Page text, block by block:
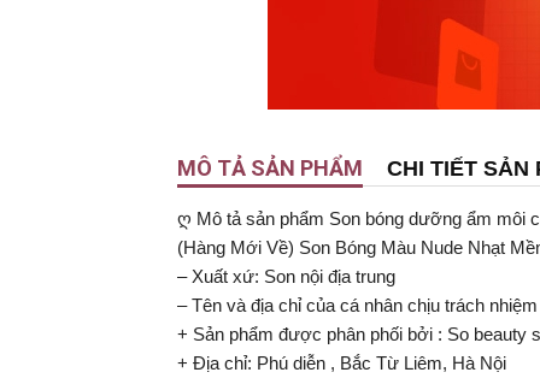
MÔ TẢ SẢN PHẨM CHI TIẾT SẢN
ღ Mô tả sản phẩm Son bóng dưỡng ẩm môi
(Hàng Mới Về) Son Bóng Màu Nude Nhạt
– Xuất xứ: Son nội địa trung
– Tên và địa chỉ của cá nhân chịu trách
+ Sản phẩm được phân phối bởi : So beauty
+ Địa chỉ: Phú diễn , Bắc Từ Liêm, Hà Nội